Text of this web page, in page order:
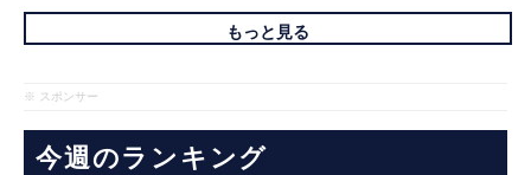
もっと見る
※ スポンサー
今週のランキング